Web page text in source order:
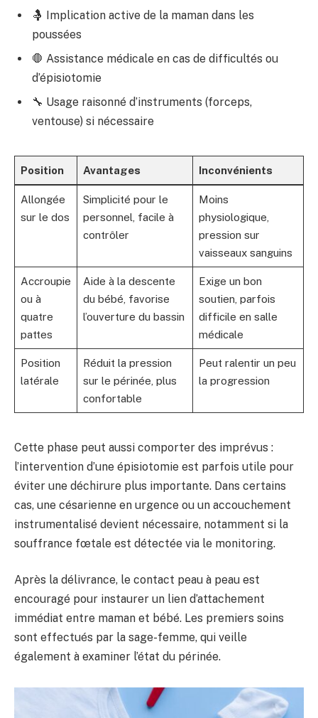
🤱 Implication active de la maman dans les
poussées
🛑 Assistance médicale en cas de difficultés ou
d’épisiotomie
🔧 Usage raisonné d’instruments (forceps,
ventouse) si nécessaire
Position Avantages Inconvénients
Allongée
sur le dos
Simplicité pour le
personnel, facile à
contrôler
Moins
physiologique,
pression sur
vaisseaux sanguins
Accroupie
ou à
quatre
pattes
Aide à la descente
du bébé, favorise
l’ouverture du bassin
Exige un bon
soutien, parfois
difficile en salle
médicale
Position
latérale
Réduit la pression
sur le périnée, plus
confortable
Peut ralentir un peu
la progression
Cette phase peut aussi comporter des imprévus :
l’intervention d’une épisiotomie est parfois utile pour
éviter une déchirure plus importante. Dans certains
cas, une césarienne en urgence ou un accouchement
instrumentalisé devient nécessaire, notamment si la
souffrance fœtale est détectée via le monitoring.
Après la délivrance, le contact peau à peau est
encouragé pour instaurer un lien d’attachement
immédiat entre maman et bébé. Les premiers soins
sont effectués par la sage-femme, qui veille
également à examiner l’état du périnée.